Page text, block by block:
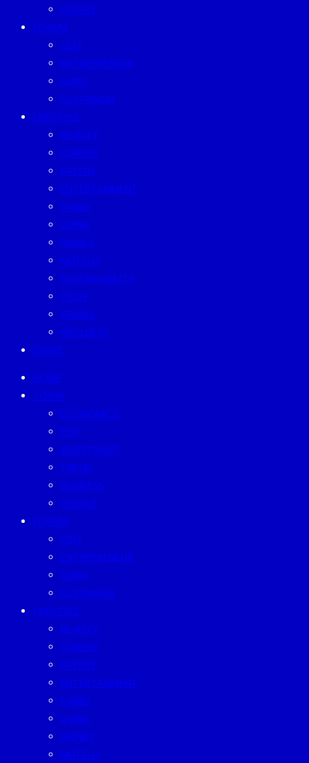
PEOPLE
FORUM
CEO
ENTREPRENEUR
GURU
SUSTAINISM
LIFESTYLE
BEAUTY
CAREER
EATERY
ENTERTAINMENT
FAMILY
LIVING
MONEY
MUTELU
SUSTAINABILITY
TECH
TRAVEL
WELLNESS
EVENT
HOME
TODAY
ECONOMICS
ESG
INVESTMENT
TREND
BUSINESS
PEOPLE
FORUM
CEO
ENTREPRENEUR
GURU
SUSTAINISM
LIFESTYLE
BEAUTY
CAREER
EATERY
ENTERTAINMENT
FAMILY
LIVING
MONEY
MUTELU